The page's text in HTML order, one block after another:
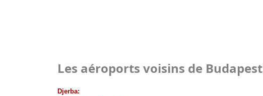
Les aéroports voisins de Budapest
Djerba: